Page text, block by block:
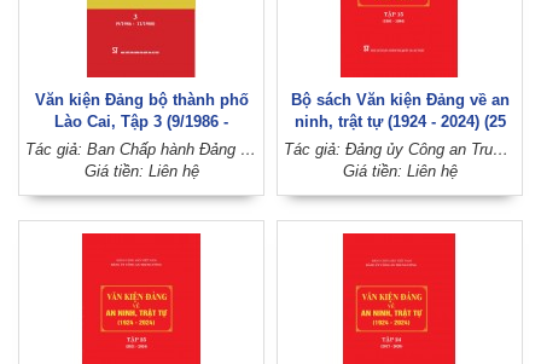
Văn kiện Đảng bộ thành phố
Lào Cai, Tập 3 (9/1986 -
11/1988)
Tác giả: Ban Chấp hành Đảng bộ thành phố Lào Cai, Đảng bộ tỉnh Lào Cai
Giá tiền: Liên hệ
Bộ sách Văn kiện Đảng về an
ninh, trật tự (1924 - 2024) (25
tập)
Tác giả: Đảng ủy Công an Trung ương (Đảng Cộng sản Việt Nam)
Giá tiền: Liên hệ